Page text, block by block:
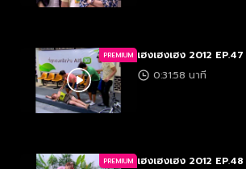
PREMIUM เฮงเฮงเฮง 2012 EP.47
0:31:58 นาที
PREMIUM เฮงเฮงเฮง 2012 EP.48